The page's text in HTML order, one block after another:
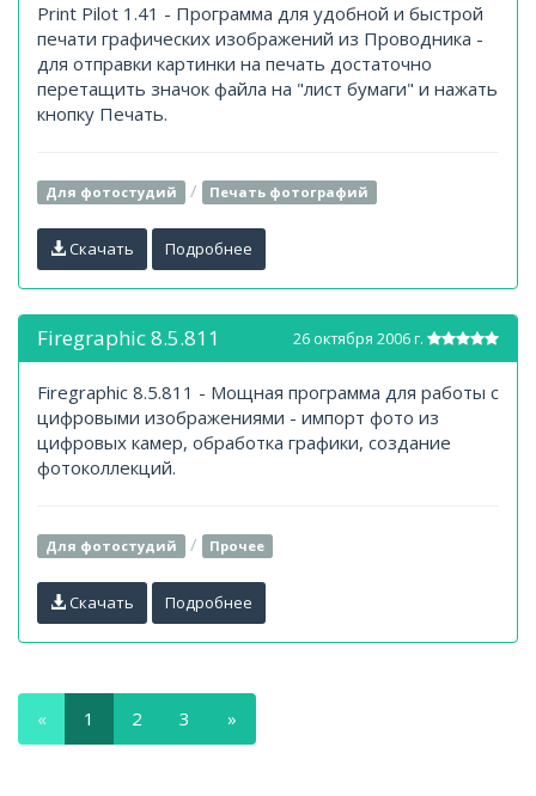
Print Pilot 1.41 - Программа для удобной и быстрой
печати графических изображений из Проводника -
для отправки картинки на печать достаточно
перетащить значок файла на "лист бумаги" и нажать
кнопку Печать.
Для фотостудий / Печать фотографий
Скачать Подробнее
26 октября 2006 г.
Firegraphic 8.5.811
Firegraphic 8.5.811 - Мощная программа для работы с
цифровыми изображениями - импорт фото из
цифровых камер, обработка графики, создание
фотоколлекций.
Для фотостудий / Прочее
Скачать Подробнее
« 1 2 3 »